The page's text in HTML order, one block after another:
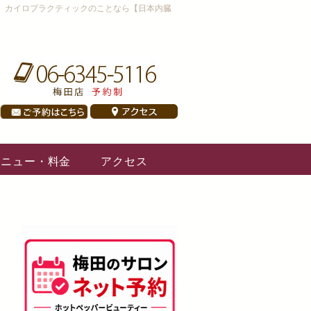
イロプラクティックのことなら【日本内臓
ュー・料金 アクセス